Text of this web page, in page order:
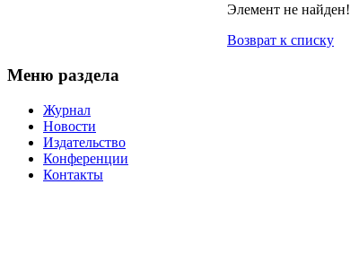
Элемент не найден!
Возврат к списку
Меню раздела
Журнал
Новости
Издательство
Конференции
Контакты